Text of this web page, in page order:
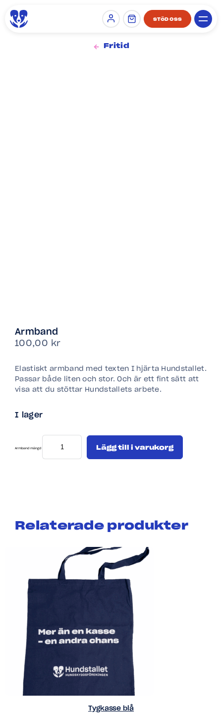
Sign in STÖD OSS
Fritid
Armband
100,00 kr
Elastiskt armband med texten I hjärta Hundstallet.
Passar både liten och stor. Och är ett fint sätt att
visa att du stöttar Hundstallets arbete.
I lager
Armband mängd Lägg till i varukorg
Relaterade produkter
Tygkasse blå